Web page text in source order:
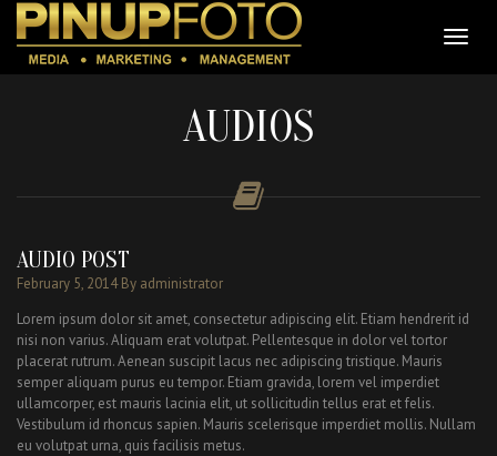
AUDIOS
AUDIO POST
February 5, 2014 By administrator
Lorem ipsum dolor sit amet, consectetur adipiscing elit. Etiam hendrerit id
nisi non varius. Aliquam erat volutpat. Pellentesque in dolor vel tortor
placerat rutrum. Aenean suscipit lacus nec adipiscing tristique. Mauris
semper aliquam purus eu tempor. Etiam gravida, lorem vel imperdiet
ullamcorper, est mauris lacinia elit, ut sollicitudin tellus erat et felis.
Vestibulum id rhoncus sapien. Mauris scelerisque imperdiet mollis. Nullam
eu volutpat urna, quis facilisis metus.